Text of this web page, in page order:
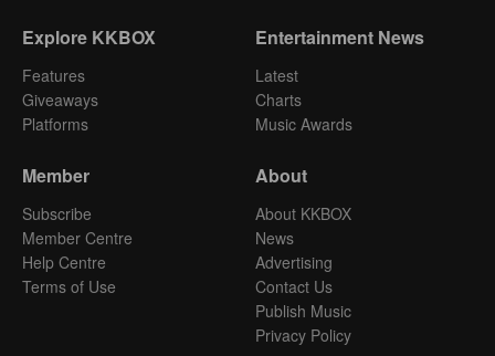
Explore KKBOX
Features
Giveaways
Platforms
Entertainment News
Latest
Charts
Music Awards
Member
Subscribe
Member Centre
Help Centre
Terms of Use
About
About KKBOX
News
Advertising
Contact Us
Publish Music
Privacy Policy